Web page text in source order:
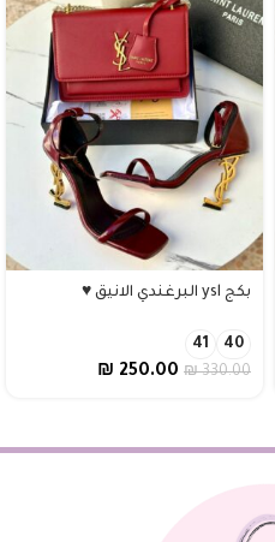
بكج ysl البرغندي الانيق ♥️
40
41
₪330.00
₪ 250.00